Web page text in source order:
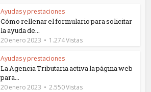
Ayudas y prestaciones
Cómo rellenar el formulario para solicitar
la ayuda de...
20 enero 2023 1.274 Vistas
Ayudas y prestaciones
La Agencia Tributaria activa la página web
para...
20 enero 2023 2.550 Vistas